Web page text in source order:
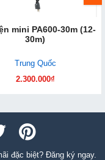
mini PA600-30m (12-
30m)
Trung Quốc
2.300.000₫
đặc biệt? Đăng ký ngay.